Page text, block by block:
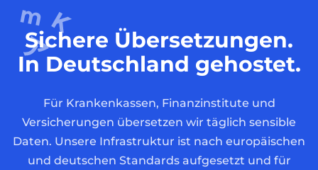
Sichere Übersetzungen.
In Deutschland gehostet.
Für Krankenkassen, Finanzinstitute und
Versicherungen übersetzen wir täglich sensible
Daten. Unsere Infrastruktur ist nach europäischen
und deutschen Standards aufgesetzt und für